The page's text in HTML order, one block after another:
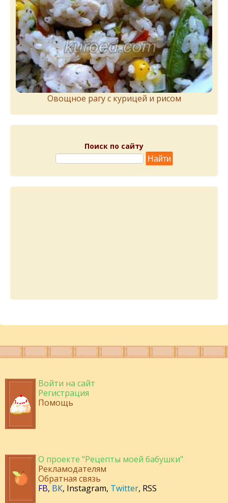
Овощное рагу с курицей и рисом
Поиск по сайту
Войти на сайт
Регистрация
Помощь
О проекте "Рецепты моей бабушки"
Рекламодателям
Обратная связь
FB, ВК, Instagram, Twitter, RSS